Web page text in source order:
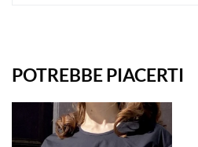
POTREBBE PIACERTI